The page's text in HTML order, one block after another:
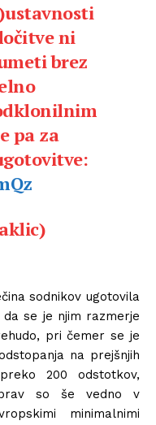
ni
brez
pa za
sodnikov ugotovila
se je njim razmerje
pri čemer se je
na prejšnjih
200 odstotkov,
so še vedno v
minimalnimi